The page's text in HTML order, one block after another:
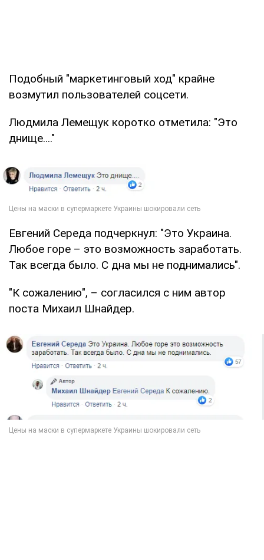
Подобный "маркетинговый ход" крайне
возмутил пользователей соцсети.
Людмила Лемещук коротко отметила: "Это
днище...."
Евгений Середа подчеркнул: "Это Украина.
Любое горе – это возможность заработать.
Так всегда было. С дна мы не поднимались".
"К сожалению", – согласился с ним автор
поста Михаил Шнайдер.